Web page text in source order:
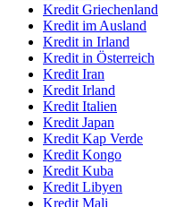
Kredit Griechenland
Kredit im Ausland
Kredit in Irland
Kredit in Österreich
Kredit Iran
Kredit Irland
Kredit Italien
Kredit Japan
Kredit Kap Verde
Kredit Kongo
Kredit Kuba
Kredit Libyen
Kredit Mali